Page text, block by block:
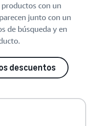
con un
junto con un
de búsqueda y en
descuentos